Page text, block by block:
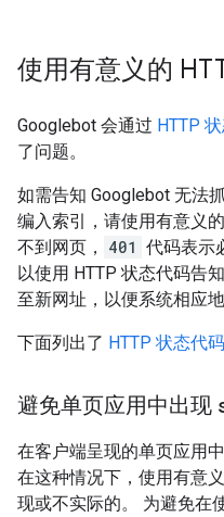
使用有意义的
Googlebot 会通过 HTTP
了问题。
如需告知 Googlebot 无法
编入索引，请使用有意义
不到网页，
401 代码表示
以使用 HTTP 状态代码告
至新网址，以便系统相应地
下面列出了 HTTP 状态代码
避免单页应用中出现
在客户端呈现的单页应用
在这种情况下，使用有意
现或不实际的。 为避免在